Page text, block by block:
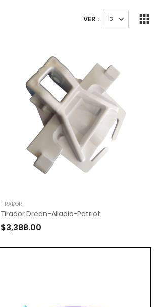
VER :
TIRADOR
Tirador Drean-Alladio-Patriot
$3,388.00